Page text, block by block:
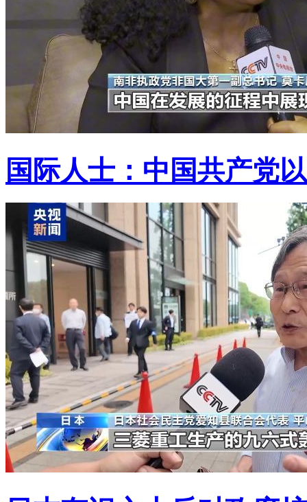
国际人士：中国共产党